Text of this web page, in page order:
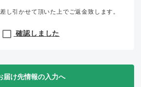
し引かせて頂いた上でご返金致します。
確認しました
届け先情報の入力へ